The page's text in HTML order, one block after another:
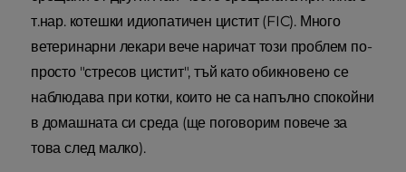
т.нар. котешки идиопатичен цистит (FIC). Много
ветеринарни лекари вече наричат този проблем по-
просто "стресов цистит", тъй като обикновено се
наблюдава при котки, които не са напълно спокойни
в домашната си среда (ще поговорим повече за
това след малко).